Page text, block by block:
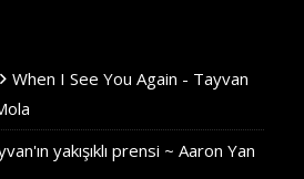
When I See You Again - Tayvan
yakışıklı prensi ~ Aaron Yan